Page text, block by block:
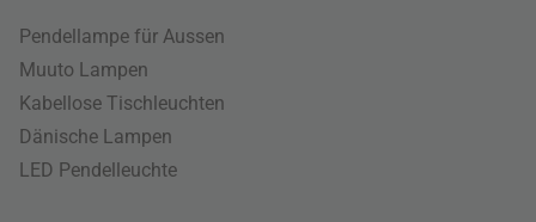
Pendellampe für Aussen
Muuto Lampen
Kabellose Tischleuchten
Dänische Lampen
LED Pendelleuchte